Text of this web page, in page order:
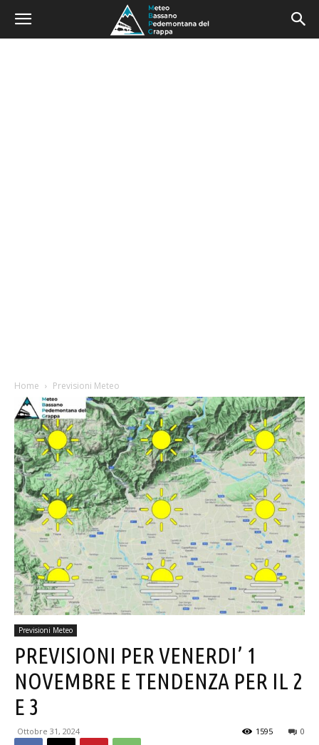
Home Previsioni Meteo
Previsioni Meteo
PREVISIONI PER VENERDI’ 1
NOVEMBRE E TENDENZA PER IL 2
E 3
Ottobre 31, 2024 0
1595